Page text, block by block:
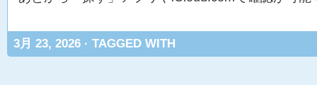
3月 23, 2026 · TAGGED WITH